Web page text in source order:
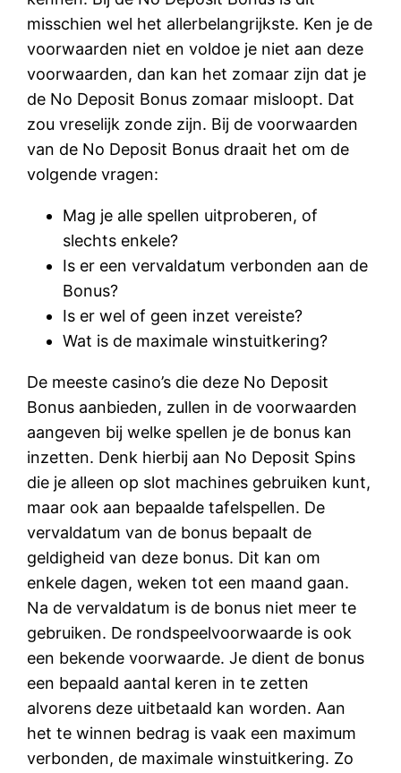
misschien wel het allerbelangrijkste. Ken je de
voorwaarden niet en voldoe je niet aan deze
voorwaarden, dan kan het zomaar zijn dat je
de No Deposit Bonus zomaar misloopt. Dat
zou vreselijk zonde zijn. Bij de voorwaarden
van de No Deposit Bonus draait het om de
volgende vragen:
Mag je alle spellen uitproberen, of
slechts enkele?
Is er een vervaldatum verbonden aan de
Bonus?
Is er wel of geen inzet vereiste?
Wat is de maximale winstuitkering?
De meeste casino’s die deze No Deposit
Bonus aanbieden, zullen in de voorwaarden
aangeven bij welke spellen je de bonus kan
inzetten. Denk hierbij aan No Deposit Spins
die je alleen op slot machines gebruiken kunt,
maar ook aan bepaalde tafelspellen. De
vervaldatum van de bonus bepaalt de
geldigheid van deze bonus. Dit kan om
enkele dagen, weken tot een maand gaan.
Na de vervaldatum is de bonus niet meer te
gebruiken. De rondspeelvoorwaarde is ook
een bekende voorwaarde. Je dient de bonus
een bepaald aantal keren in te zetten
alvorens deze uitbetaald kan worden. Aan
het te winnen bedrag is vaak een maximum
verbonden, de maximale winstuitkering. Zo